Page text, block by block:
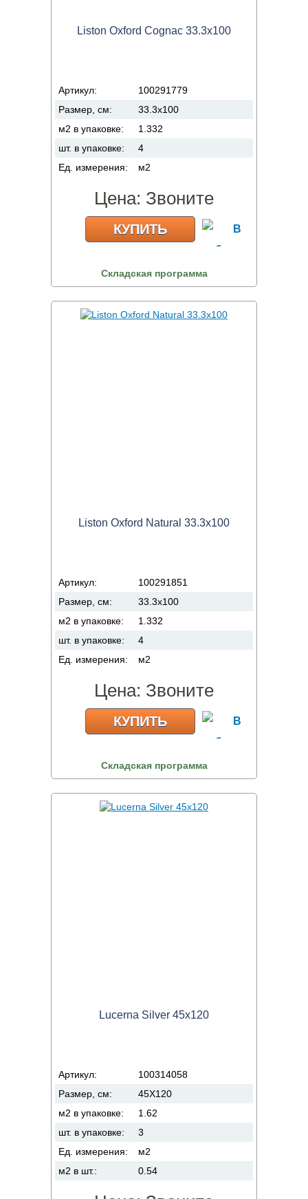
Liston Oxford Cognac 33.3x100
Артикул:
100291779
Размер, см:
33.3x100
м2 в упаковке:
1.332
шт. в упаковке:
4
Ед. измерения:
м2
Цена: Звоните
КУПИТЬ
Складская программа
Liston Oxford Natural 33.3x100
Артикул:
100291851
Размер, см:
33.3x100
м2 в упаковке:
1.332
шт. в упаковке:
4
Ед. измерения:
м2
Цена: Звоните
КУПИТЬ
Складская программа
Lucerna Silver 45x120
Артикул:
100314058
Размер, см:
45X120
м2 в упаковке:
1.62
шт. в упаковке:
3
Ед. измерения:
м2
м2 в шт.:
0.54